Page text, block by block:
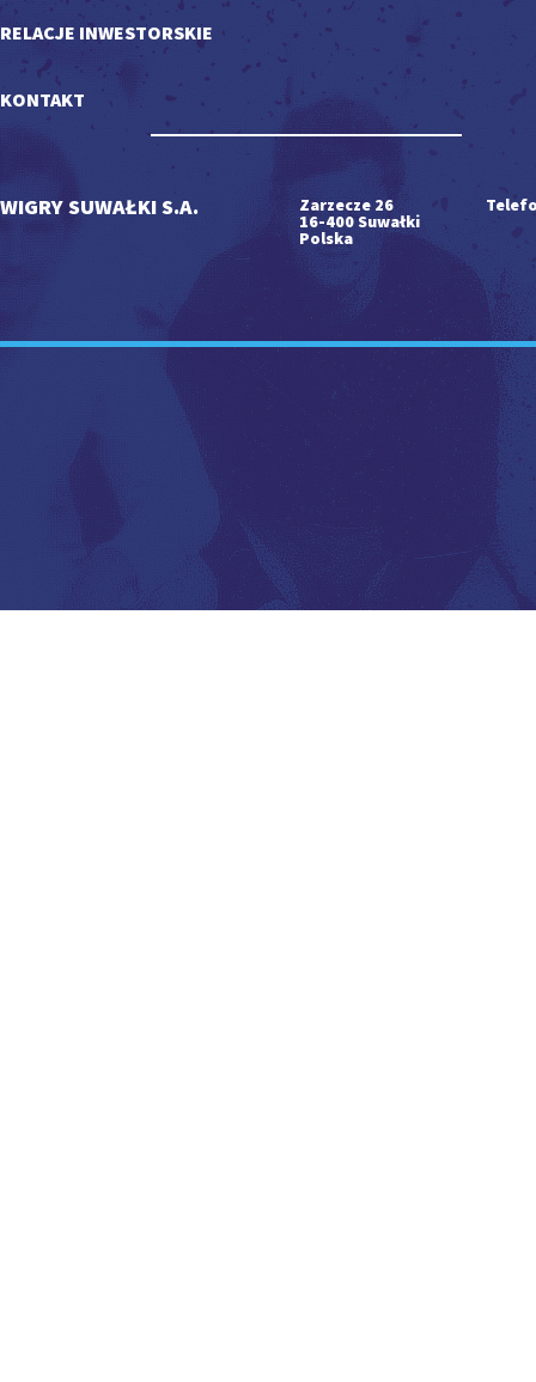
RELACJE INWESTORSKIE
KONTAKT
WIGRY SUWAŁKI S.A. Zarzecze 26
16-400 Suwałki
Polska